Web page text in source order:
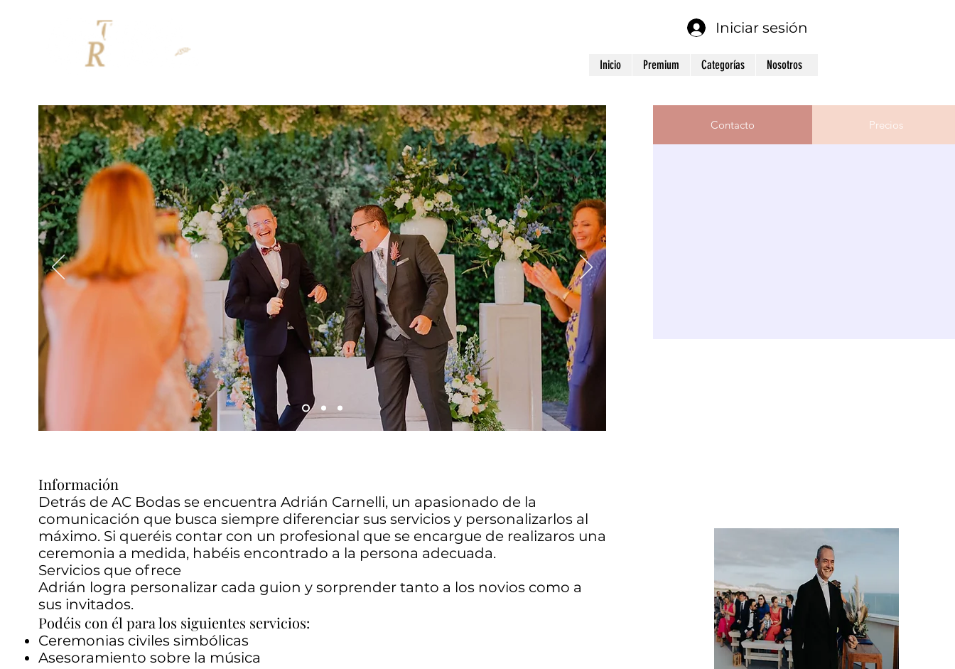
Iniciar sesión
Inicio Premium Categorías Nosotros
Contacto Precios
Información
Detrás de AC Bodas se encuentra Adrián Carnelli, un apasionado de la
comunicación que busca siempre diferenciar sus servicios y personalizarlos al
máximo. Si queréis contar con un profesional que se encargue de realizaros una
ceremonia a medida, habéis encontrado a la persona adecuada.
Servicios que ofrece
Adrián logra personalizar cada guion y sorprender tanto a los novios como a
sus invitados.
Podéis con él para los siguientes servicios:
Ceremonias civiles simbólicas
Asesoramiento sobre la música